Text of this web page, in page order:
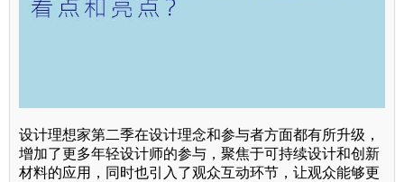
设计理想家第二季在设计理念和参与者方面都有所升级，
增加了更多年轻设计师的参与，聚焦于可持续设计和创新
材料的应用，同时也引入了观众互动环节，让观众能够更